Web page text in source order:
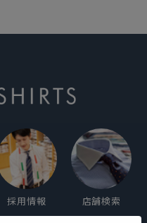
採用情報 店舗検索